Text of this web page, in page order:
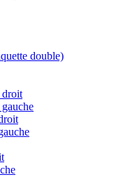
double)
droit